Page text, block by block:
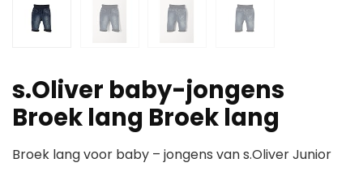
s.Oliver baby-jongens
Broek lang Broek lang
Broek lang voor baby – jongens van s.Oliver Junior